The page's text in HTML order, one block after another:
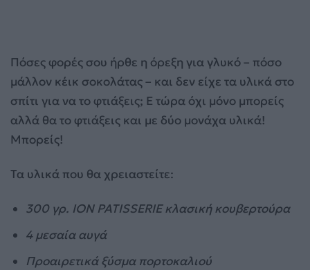
Πόσες φορές σου ήρθε η όρεξη για γλυκό – πόσο
μάλλον κέικ σοκολάτας – και δεν είχε τα υλικά στο
σπίτι για να το φτιάξεις; Ε τώρα όχι μόνο μπορείς
αλλά θα το φτιάξεις και με δύο μονάχα υλικά!
Μπορείς!
Τα υλικά που θα χρειαστείτε:
300 γρ. ION PATISSERIE κλασική κουβερτούρα
4 μεσαία αυγά
Προαιρετικά ξύσμα πορτοκαλιού